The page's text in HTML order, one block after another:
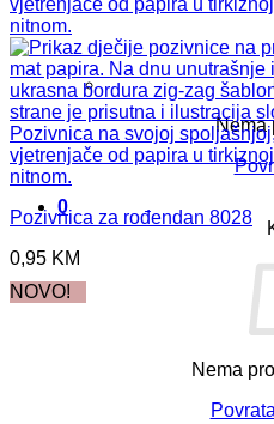
Nema
0
Nema
Pozivnica za rođendan 8028
0,95 KM
NOVO!